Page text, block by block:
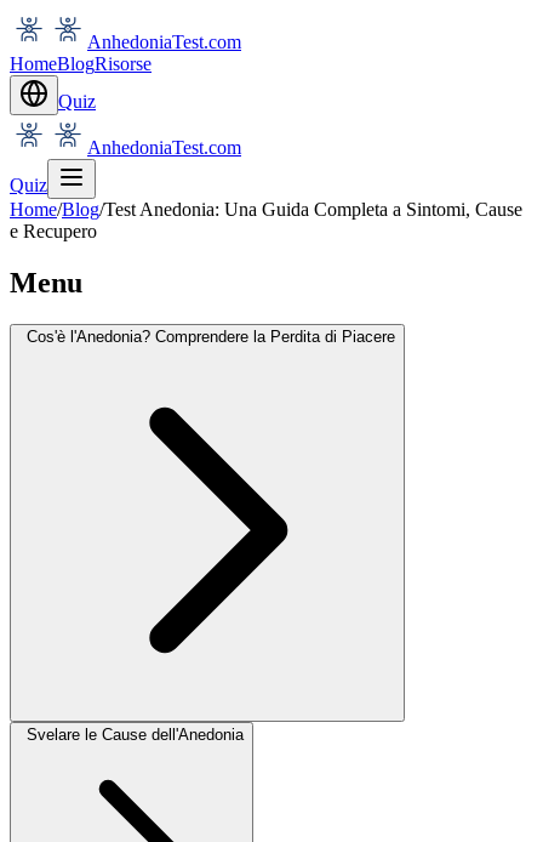
AnhedoniaTest.com
HomeBlogRisorse
Quiz
AnhedoniaTest.com
Quiz
Home/Blog/Test Anedonia: Una Guida Completa a Sintomi, Cause
e Recupero
Menu
Cos'è l'Anedonia? Comprendere la Perdita di Piacere
Svelare le Cause dell'Anedonia